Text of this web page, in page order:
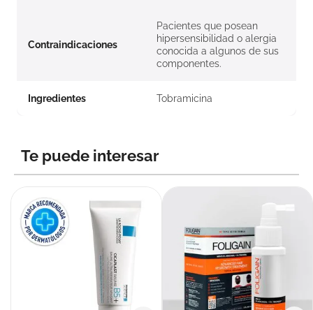
Contraindicaciones
Pacientes que posean
hipersensibilidad o alergia
conocida a algunos de sus
componentes.
Ingredientes Tobramicina
Te puede interesar